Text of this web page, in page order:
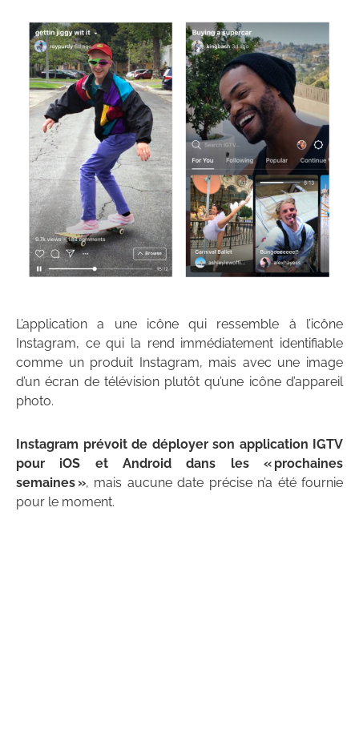
L’application a une icône qui ressemble à l’icône
Instagram, ce qui la rend immédiatement identifiable
comme un produit Instagram, mais avec une image
d’un écran de télévision plutôt qu’une icône d’appareil
photo.
Instagram prévoit de déployer son application IGTV
pour iOS et Android dans les « prochaines
semaines », mais aucune date précise n’a été fournie
pour le moment.